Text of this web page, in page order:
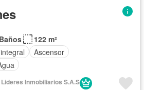
122 m²
Ascensor
Inmobiliarios S.A.S